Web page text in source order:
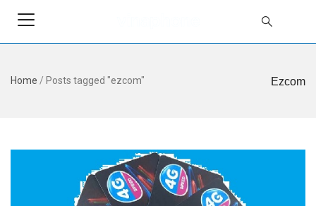
Ezcom
Home / Posts tagged "ezcom"